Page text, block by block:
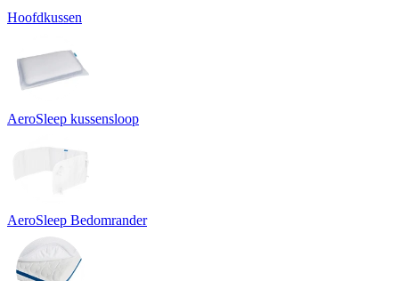
Hoofdkussen
AeroSleep kussensloop
AeroSleep Bedomrander